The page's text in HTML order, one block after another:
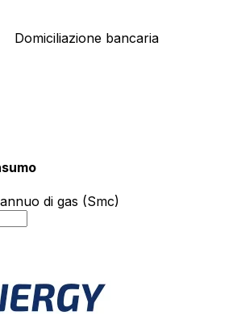
Domiciliazione bancaria
di gas (Smc)